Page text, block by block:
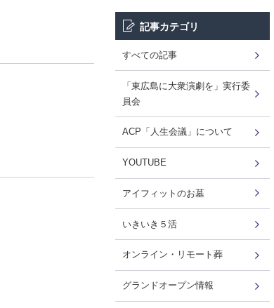
記事カテゴリ
すべての記事
「東広島に大衆演劇を」実行委
員会
ACP「人生会議」について
YOUTUBE
アイフィットのお墓
いきいき５活
オンライン・リモート葬
グランドオープン情報